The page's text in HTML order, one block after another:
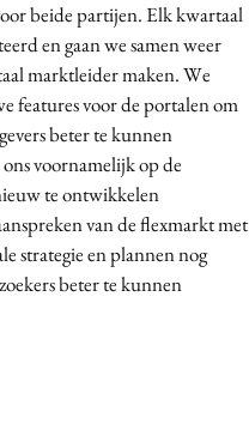
beide partijen. Elk kwartaal
en gaan we samen weer
marktleider maken. We
features voor de portalen om
beter te kunnen
voornamelijk op de
te ontwikkelen
van de flexmarkt met
strategie en plannen nog
beter te kunnen